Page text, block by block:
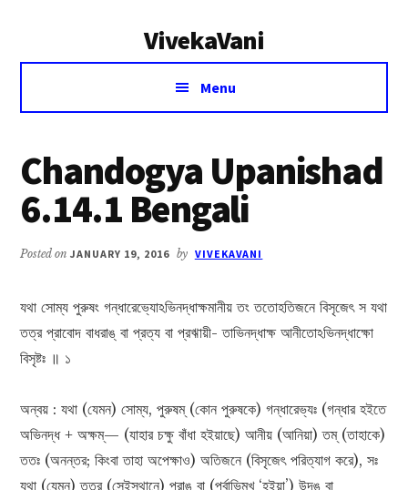
VivekaVani
Voice
Vivekananda
Menu
Chandogya Upanishad
6.14.1 Bengali
Posted onJANUARY 19, 2016 by VIVEKAVANI
যথা সোম্য পুরুষং গন্ধারেভ্যোঽভিনদ্ধাক্ষমানীয় তং ততোহতিজনে বিসৃজেৎ স যথা
তত্র প্রাবোদ বাধরাঙ্ বা প্রত্য বা প্রঋায়ী- তাভিনদ্ধাক্ষ আনীতোঽভিনদ্ধাক্ষো
বিসৃষ্টঃ ॥ ১
অন্বয় : যথা (যেমন) সোম্য, পুরুষম্ (কোন পুরুষকে) গন্ধারেভ্যঃ (গন্ধার হইতে
অভিনদ্ধ + অক্ষম্— (যাহার চক্ষু বাঁধা হইয়াছে) আনীয় (আনিয়া) তম্ (তাহাকে)
ততঃ (অনন্তর; কিংবা তাহা অপেক্ষাও) অতিজনে (বিসৃজেৎ পরিত্যাগ করে), সঃ
যথা (যেমন) তত্র (সেইস্থানে) প্রাঙ্ বা (পূর্বাভিমুখ ‘হইয়া’) উদঙ্‌ বা